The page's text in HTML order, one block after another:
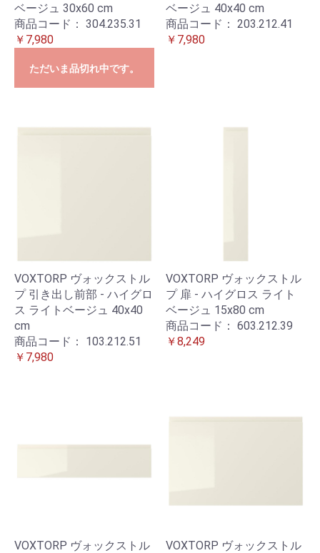
ベージュ 30x60 cm
商品コード： 304.235.31
￥7,980
ただいま品切れ中です。
ベージュ 40x40 cm
商品コード： 203.212.41
￥7,980
VOXTORP ヴォックストル
プ 引き出し前部 - ハイグロ
ス ライトベージュ 40x40
cm
商品コード： 103.212.51
￥7,980
VOXTORP ヴォックストル
プ 扉 - ハイグロス ライト
ベージュ 15x80 cm
商品コード： 603.212.39
￥8,249
VOXTORP ヴォックストル
VOXTORP ヴォックストル